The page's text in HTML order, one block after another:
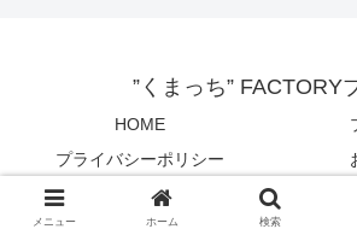
”くまっち” FACTORY
HOME
プライバシーポリシー
© 2025 ”くまっち” FACTORY
メニュー ホーム 検索